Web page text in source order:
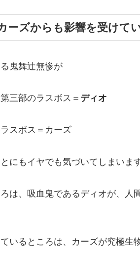
ーズからも影響を受けて
鬼舞辻無惨が
三部のラスボス＝ ディオ
スボス＝カーズ
にもイヤでも気づいてしまいます
は、吸血鬼であるディオが、人
いるところは、カーズが究極生